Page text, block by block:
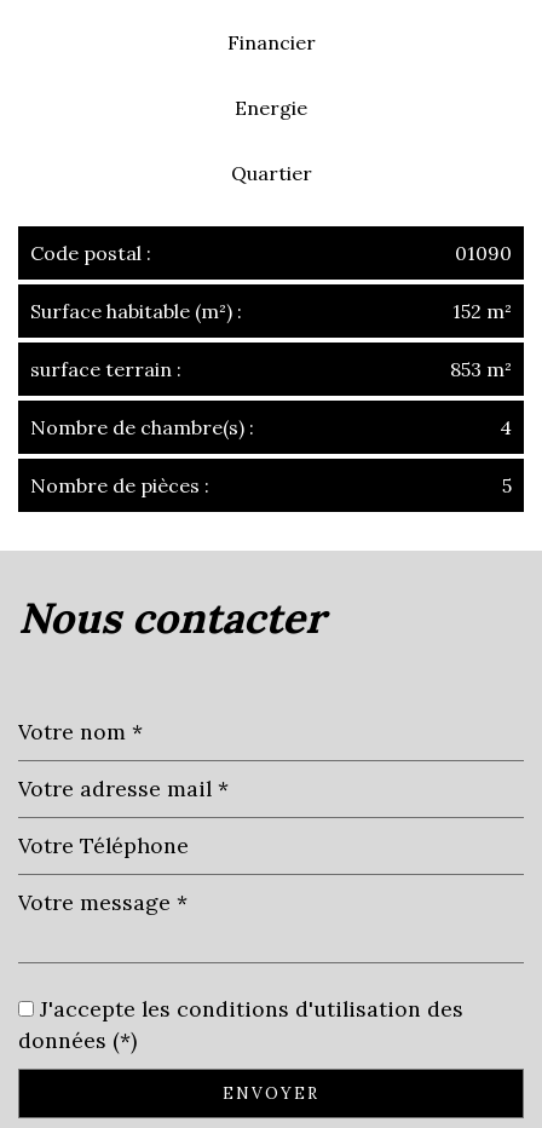
Financier
Energie
Quartier
Code postal : 01090
Surface habitable (m²) : 152 m²
surface terrain : 853 m²
Nombre de chambre(s) : 4
Nombre de pièces : 5
École maternelle
École primaire
nous contacter
J'accepte les conditions d'utilisation des
données (*)
ENVOYER